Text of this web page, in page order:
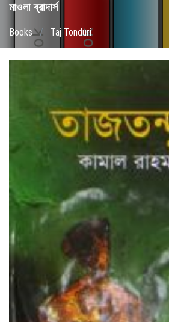
মাওলা ব্রাদার্স
Books / Taj Tonduri